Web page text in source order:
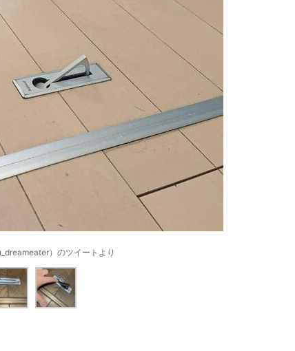
）のツイートより